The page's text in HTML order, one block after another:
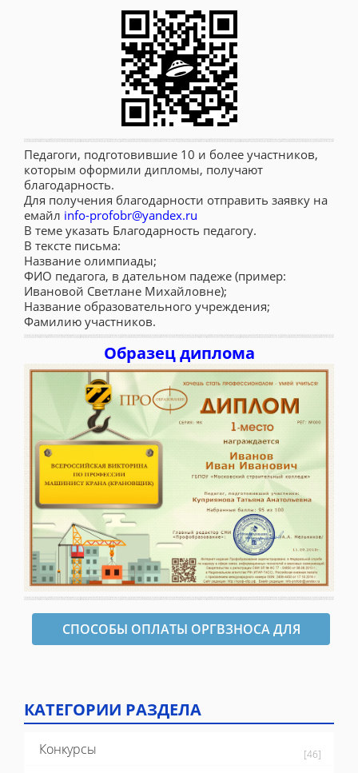
Педагоги, подготовившие 10 и более участников,
которым оформили дипломы, получают
благодарность.
Для получения благодарности отправить заявку на
емайл info-profobr@yandex.ru
В теме указать Благодарность педагогу.
В тексте письма:
Название олимпиады;
ФИО педагога, в дательном падеже (пример:
Ивановой Светлане Михайловне);
Название образовательного учреждения;
Фамилию участников.
Образец диплома
СПОСОБЫ ОПЛАТЫ ОРГВЗНОСА ДЛЯ
КАТЕГОРИИ РАЗДЕЛА
Конкурсы [46]